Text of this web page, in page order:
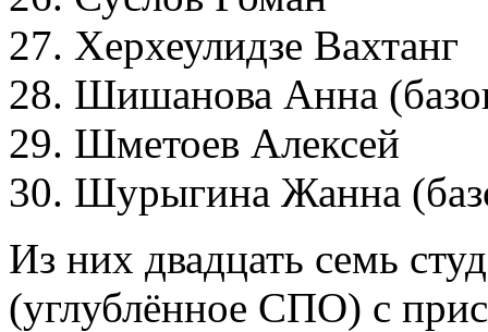
27. Херхеулидзе Вахтанг
28. Шишанова Анна
29. Шметоев Алексей
30. Шурыгина Жанна
Из них двадцать семь
(углублённое СПО) с